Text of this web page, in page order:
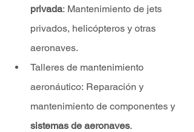
privada: Mantenimiento de jets
privados, helicópteros y otras
aeronaves.
Talleres de mantenimiento
aeronáutico: Reparación y
mantenimiento de componentes y
sistemas de aeronaves.